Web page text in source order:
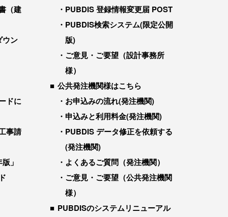
（建
ウン
ドに
事請
」
PUBDIS 登録情報変更届 POST
PUBDIS検索システム(限定公開
版)
ご意見・ご要望（設計事務所
様）
公共発注機関様はこちら
お申込みの流れ(発注機関)
申込みと利用料金(発注機関)
PUBDIS データ修正を依頼する
(発注機関)
よくあるご質問（発注機関）
ご意見・ご要望（公共発注機関
様）
PUBDISのシステムリニューアル